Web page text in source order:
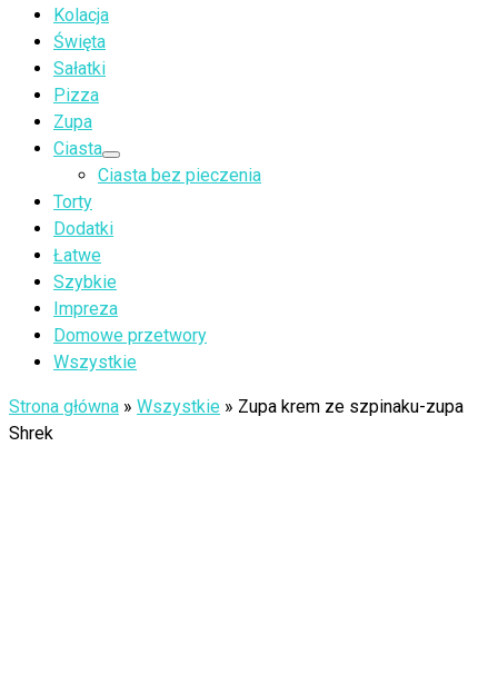
Kolacja
Święta
Sałatki
Pizza
Zupa
Ciasta
Ciasta bez pieczenia
Torty
Dodatki
Łatwe
Szybkie
Impreza
Domowe przetwory
Wszystkie
Strona główna » Wszystkie » Zupa krem ze szpinaku-zupa
Shrek